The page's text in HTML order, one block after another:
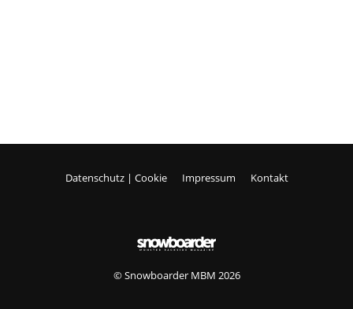
Datenschutz | Cookie Impressum Kontakt
© Snowboarder MBM 2026